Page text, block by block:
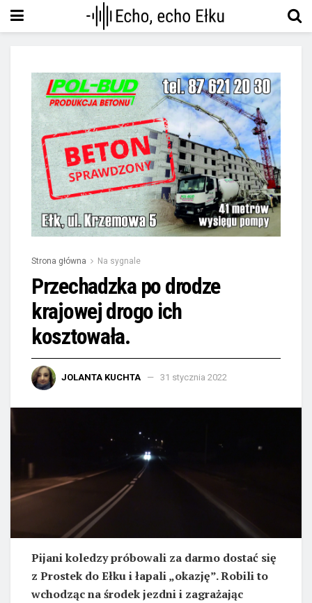
Strona główna Na sygnale
Przechadzka po drodze
krajowej drogo ich
kosztowała.
JOLANTA KUCHTA 31 stycznia 2022
Pijani koledzy próbowali za darmo dostać się
z Prostek do Ełku i łapali „okazję”. Robili to
wchodząc na środek jezdni i zagrażając